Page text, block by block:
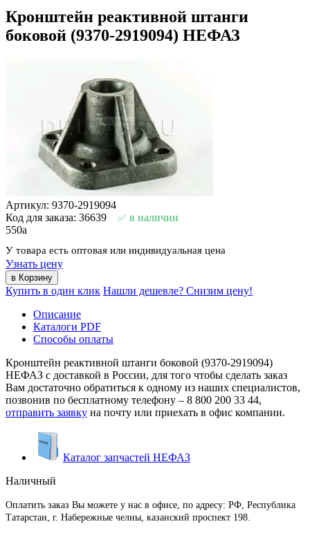
Кронштейн реактивной штанги
боковой (9370-2919094) НЕФАЗ
Артикул: 9370-2919094
Код для заказа: 36639
в наличии
550a
У товара есть оптовая или индивидуальная цена
Узнать цену
Купить в один клик Нашли дешевле? Снизим цену!
Описание
Каталоги PDF
Способы оплаты
Кронштейн реактивной штанги боковой (9370-2919094)
НЕФАЗ с доставкой в России, для того чтобы сделать заказ
Вам достаточно обратиться к одному из наших специалистов,
позвонив по бесплатному телефону – 8 800 200 33 44,
отправить заявку на почту или приехать в офис компании.
Каталог запчастей НЕФАЗ
Наличный
Оплатить заказ Вы можете у нас в офисе, по адресу: РФ, Республика
Татарстан, г. Набережные челны, казанский проспект 198.